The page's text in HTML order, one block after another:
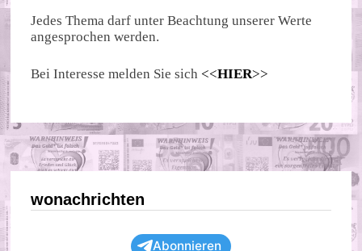
Jedes Thema darf unter Beachtung unserer Werte
angesprochen werden.
Bei Interesse melden Sie sich <<HIER>>
wonachrichten
Abonnieren